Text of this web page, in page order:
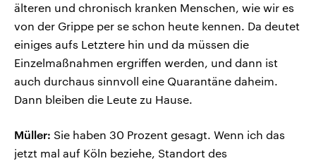
älteren und chronisch kranken Menschen, wie wir es
von der Grippe per se schon heute kennen. Da deutet
einiges aufs Letztere hin und da müssen die
Einzelmaßnahmen ergriffen werden, und dann ist
auch durchaus sinnvoll eine Quarantäne daheim.
Dann bleiben die Leute zu Hause.
Müller: Sie haben 30 Prozent gesagt. Wenn ich das
jetzt mal auf Köln beziehe, Standort des